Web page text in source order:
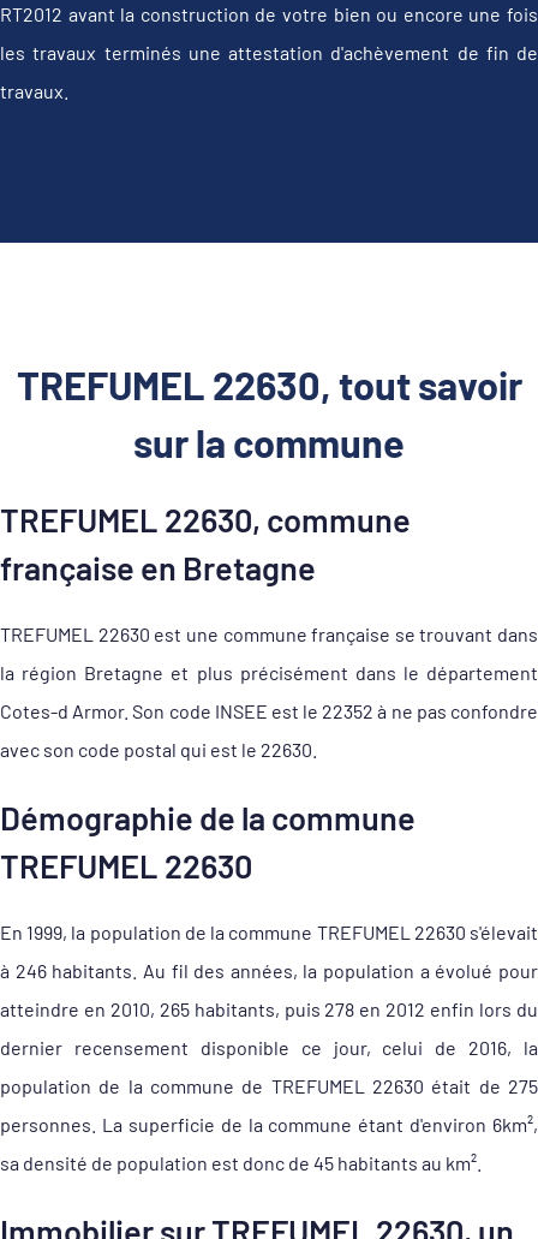
RT2012 avant la construction de votre bien ou encore une fois
les travaux terminés une attestation d'achèvement de fin de
travaux.
TREFUMEL 22630, tout savoir
sur la commune
TREFUMEL 22630, commune
française en Bretagne
TREFUMEL 22630 est une commune française se trouvant dans
la région Bretagne et plus précisément dans le département
Cotes-d Armor. Son code INSEE est le 22352 à ne pas confondre
avec son code postal qui est le 22630.
Démographie de la commune
TREFUMEL 22630
En 1999, la population de la commune TREFUMEL 22630 s'élevait
à 246 habitants. Au fil des années, la population a évolué pour
atteindre en 2010, 265 habitants, puis 278 en 2012 enfin lors du
dernier recensement disponible ce jour, celui de 2016, la
population de la commune de TREFUMEL 22630 était de 275
personnes. La superficie de la commune étant d'environ 6km²,
sa densité de population est donc de 45 habitants au km².
Immobilier sur TREFUMEL 22630, un